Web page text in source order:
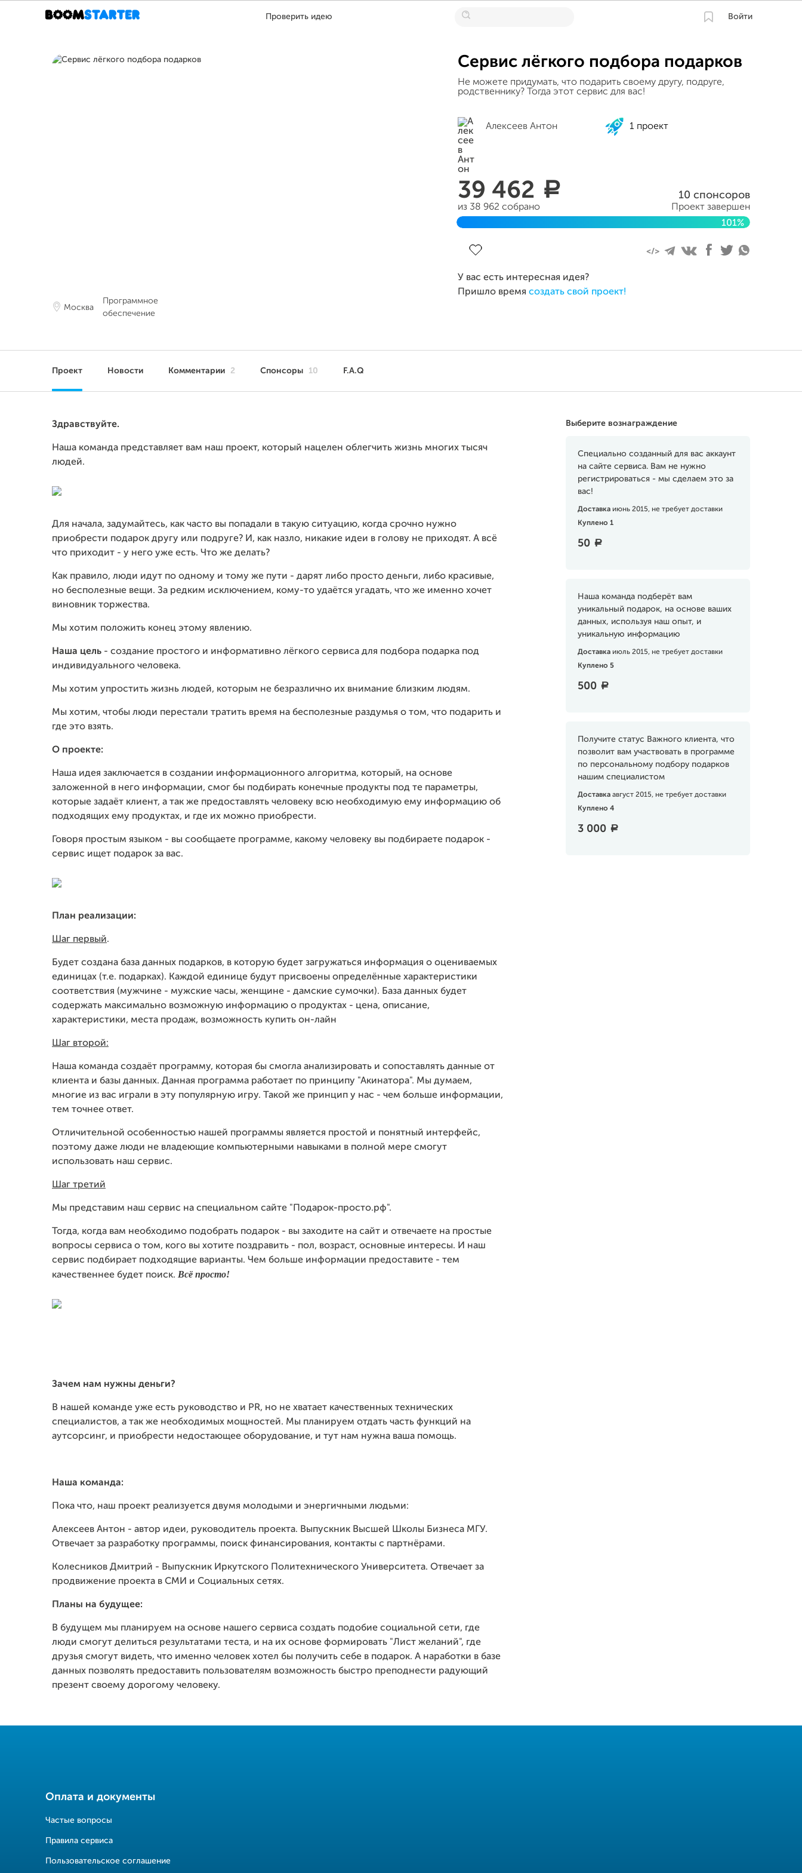
Проверить идею Войти
Москва
Программное
обеспечение
Сервис лёгкого подбора подарков
Не можете придумать, что подарить своему другу, подруге,
родственнику? Тогда этот сервис для вас!
Алексеев Антон 1 проект
39 462 a
из 38 962 собрано
10 спонсоров
Проект завершен
101%
У вас есть интересная идея?
Пришло время создать свой проект!
Проект Новости Комментарии 2 Спонсоры 10 F.A.Q
Выберите вознаграждение
Специально созданный для вас аккаунт
на сайте сервиса. Вам не нужно
регистрироваться - мы сделаем это за
вас!
Доставка июнь 2015, не требует доставки
Куплено 1
50 a
Наша команда подберёт вам
уникальный подарок, на основе ваших
данных, используя наш опыт, и
уникальную информацию
Доставка июль 2015, не требует доставки
Куплено 5
500 a
Получите статус Важного клиента, что
позволит вам участвовать в программе
по персональному подбору подарков
нашим специалистом
Доставка август 2015, не требует доставки
Куплено 4
3 000 a
Здравствуйте.
Наша команда представляет вам наш проект, который нацелен облегчить жизнь многих тысяч
людей.
Для начала, задумайтесь, как часто вы попадали в такую ситуацию, когда срочно нужно
приобрести подарок другу или подруге? И, как назло, никакие идеи в голову не приходят. А всё
что приходит - у него уже есть. Что же делать?
Как правило, люди идут по одному и тому же пути - дарят либо просто деньги, либо красивые,
но бесполезные вещи. За редким исключением, кому-то удаётся угадать, что же именно хочет
виновник торжества.
Мы хотим положить конец этому явлению.
Наша цель - создание простого и информативно лёгкого сервиса для подбора подарка под
индивидуального человека.
Мы хотим упростить жизнь людей, которым не безразлично их внимание близким людям.
Мы хотим, чтобы люди перестали тратить время на бесполезные раздумья о том, что подарить и
где это взять.
О проекте:
Наша идея заключается в создании информационного алгоритма, который, на основе
заложенной в него информации, смог бы подбирать конечные продукты под те параметры,
которые задаёт клиент, а так же предоставлять человеку всю необходимую ему информацию об
подходящих ему продуктах, и где их можно приобрести.
Говоря простым языком - вы сообщаете программе, какому человеку вы подбираете подарок -
сервис ищет подарок за вас.
План реализации:
Шаг первый.
Будет создана база данных подарков, в которую будет загружаться информация о оцениваемых
единицах (т.е. подарках). Каждой единице будут присвоены определённые характеристики
соответствия (мужчине - мужские часы, женщине - дамские сумочки). База данных будет
содержать максимально возможную информацию о продуктах - цена, описание,
характеристики, места продаж, возможность купить он-лайн
Шаг второй:
Наша команда создаёт программу, которая бы смогла анализировать и сопоставлять данные от
клиента и базы данных. Данная программа работает по принципу "Акинатора". Мы думаем,
многие из вас играли в эту популярную игру. Такой же принцип у нас - чем больше информации,
тем точнее ответ.
Отличительной особенностью нашей программы является простой и понятный интерфейс,
поэтому даже люди не владеющие компьютерными навыками в полной мере смогут
использовать наш сервис.
Шаг третий
Мы представим наш сервис на специальном сайте "Подарок-просто.рф".
Тогда, когда вам необходимо подобрать подарок - вы заходите на сайт и отвечаете на простые
вопросы сервиса о том, кого вы хотите поздравить - пол, возраст, основные интересы. И наш
сервис подбирает подходящие варианты. Чем больше информации предоставите - тем
качественнее будет поиск. Всё просто!
Зачем нам нужны деньги?
В нашей команде уже есть руководство и PR, но не хватает качественных технических
специалистов, а так же необходимых мощностей. Мы планируем отдать часть функций на
аутсорсинг, и приобрести недостающее оборудование, и тут нам нужна ваша помощь.
Наша команда:
Пока что, наш проект реализуется двумя молодыми и энергичными людьми:
Алексеев Антон - автор идеи, руководитель проекта. Выпускник Высшей Школы Бизнеса МГУ.
Отвечает за разработку программы, поиск финансирования, контакты с партнёрами.
Колесников Дмитрий - Выпускник Иркутского Политехнического Университета. Отвечает за
продвижение проекта в СМИ и Социальных сетях.
Планы на будущее:
В будущем мы планируем на основе нашего сервиса создать подобие социальной сети, где
люди смогут делиться результатами теста, и на их основе формировать "Лист желаний", где
друзья смогут видеть, что именно человек хотел бы получить себе в подарок. А наработки в базе
данных позволять предоставить пользователям возможность быстро преподнести радующий
презент своему дорогому человеку.
Оплата и документы
Частые вопросы
Правила сервиса
Пользовательское соглашение